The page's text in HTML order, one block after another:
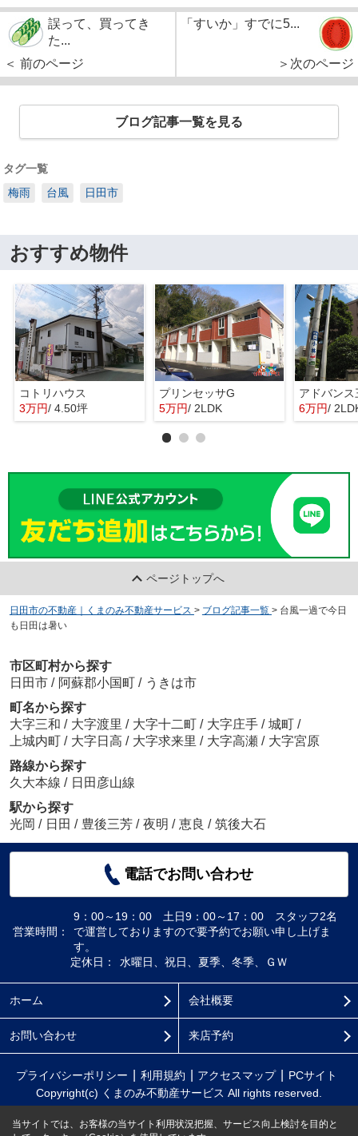
誤って、買ってき
た...
＜ 前のページ
「すいか」すでに5...
＞次のページ
ブログ記事一覧を見る
タグ一覧
梅雨
台風 日田市
おすすめ物件
コトリハウス
3万円/ 4.50坪
プリンセッサG
5万円/ 2LDK
アドバンス
6万円/
ページトップへ
日田市の不動産｜くまのみ不動産サービス > ブログ記事一覧 > 台風一過で今日
も日田は暑い
市区町村から探す
日田市 / 阿蘇郡小国町 / うきは市
町名から探す
大字三和 / 大字渡里 / 大字十二町 / 大字庄手 / 城町 /
上城内町 / 大字日高 / 大字求来里 / 大字高瀬 / 大字宮原
路線から探す
久大本線 / 日田彦山線
駅から探す
光岡 / 日田 / 豊後三芳 / 夜明 / 恵良 / 筑後大石
電話でお問い合わせ
営業時間：
9：00～19：00 土日9：00～17：00 スタッフ2名
で運営しておりますので要予約でお願い申し上げま
す。
定休日：
水曜日、祝日、夏季、冬季、ＧＷ
ホーム 会社概要
お問い合わせ 来店予約
プライバシーポリシー 利用規約 アクセスマップ
PCサイト
Copyright(c) くまのみ不動産サービス All rights reserved.
当サイトでは、お客様の当サイト利用状況把握、サービス向上検討を目的と